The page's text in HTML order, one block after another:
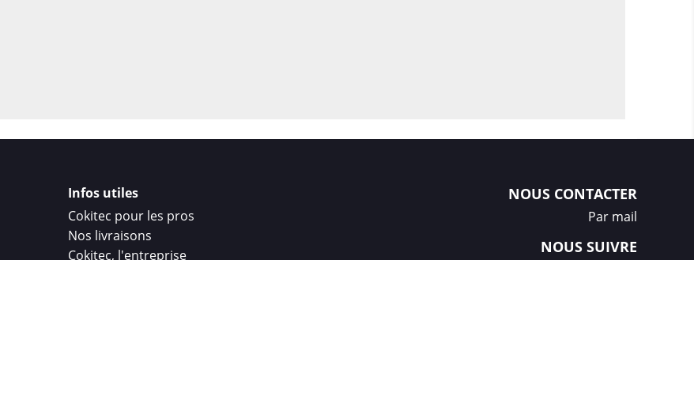
Infos utiles
Cokitec pour les pros
Nos livraisons
Cokitec, l'entreprise
NOUS CONTACTER
Par mail
NOUS SUIVRE